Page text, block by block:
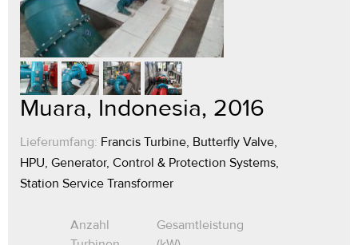
Muara, Indonesia, 2016
Lieferumfang: Francis Turbine, Butterfly Valve,
HPU, Generator, Control & Protection Systems,
Station Service Transformer
Anzahl
Gesamtleistung